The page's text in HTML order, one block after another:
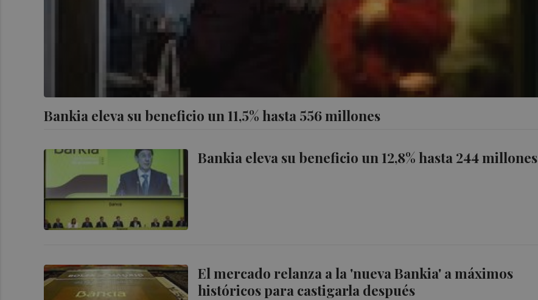
Bankia eleva su beneficio un 11,5% hasta 556 millones
Bankia eleva su beneficio un 12,8% hasta 244 millones
El mercado relanza a la 'nueva Bankia' a máximos
históricos para castigarla después